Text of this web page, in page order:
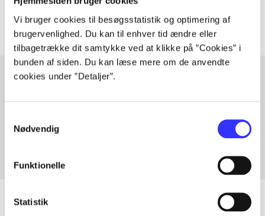
Vi bruger cookies til besøgsstatistik og optimering af
brugervenlighed. Du kan til enhver tid ændre eller
tilbagetrække dit samtykke ved at klikke på ”Cookies” i
bunden af siden. Du kan læse mere om de anvendte
cookies under ”Detaljer”.
Nødvendig
Funktionelle
Statistik